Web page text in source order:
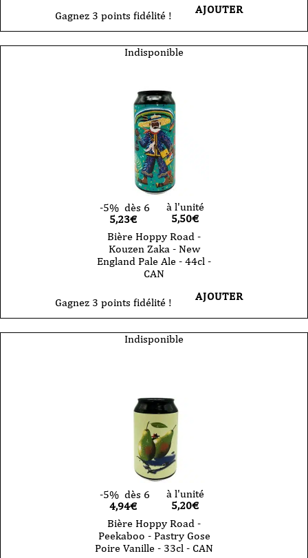
Gagnez 3 points fidélité ! AJOUTER
Indisponible
-5% dès 6
5,23€
à l'unité
5,50€
Bière Hoppy Road -
Kouzen Zaka - New
England Pale Ale - 44cl -
CAN
Gagnez 3 points fidélité ! AJOUTER
Indisponible
-5% dès 6
4,94€
à l'unité
5,20€
Bière Hoppy Road -
Peekaboo - Pastry Gose
Poire Vanille - 33cl - CAN